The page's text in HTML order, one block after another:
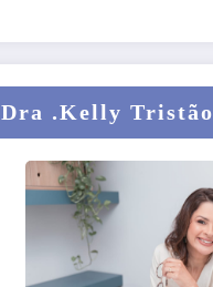
Dra .Kelly Tristão